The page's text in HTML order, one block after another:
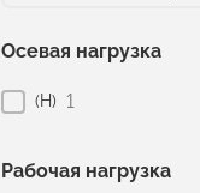
Осевая нагрузка
(H) 1
Рабочая нагрузка